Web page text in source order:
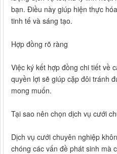
bạn. Điều này giúp hiện thực
tinh tế và sáng tạo.
Hợp đồng rõ ràng
Việc ký kết hợp đồng chi tiết về
quyền lợi sẽ giúp cặp đôi tránh
mong muốn.
Tại sao nên chọn dịch vụ cưới
Dịch vụ cưới chuyên nghiệp
chóng các vấn đề phát sinh mà